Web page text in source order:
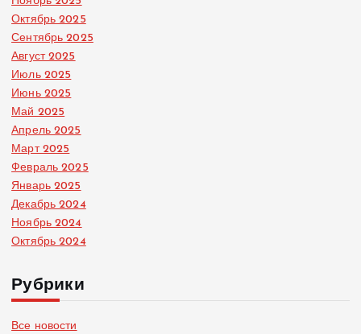
Октябрь 2025
Сентябрь 2025
Август 2025
Июль 2025
Июнь 2025
Май 2025
Апрель 2025
Март 2025
Февраль 2025
Январь 2025
Декабрь 2024
Ноябрь 2024
Октябрь 2024
Рубрики
Все новости